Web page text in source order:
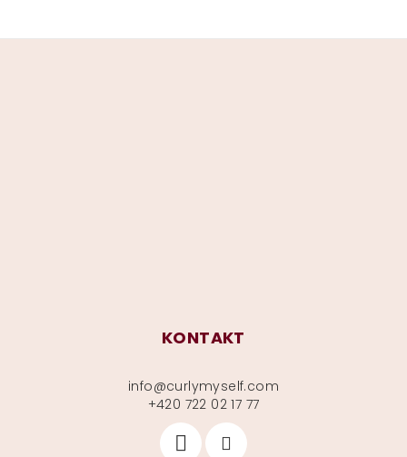
KONTAKT
info@curlymyself.com
+420 722 02 17 77